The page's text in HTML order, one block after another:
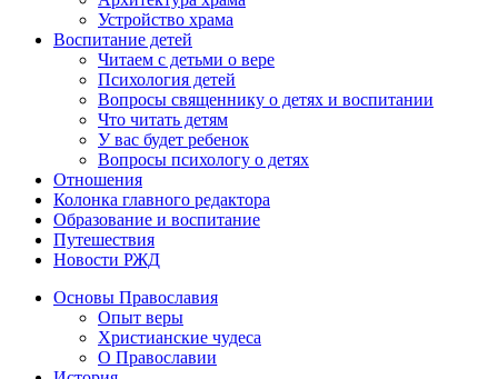
Устройство храма
Воспитание детей
Читаем с детьми о вере
Психология детей
Вопросы священнику о детях и воспитании
Что читать детям
У вас будет ребенок
Вопросы психологу о детях
Отношения
Колонка главного редактора
Образование и воспитание
Путешествия
Новости РЖД
Основы Православия
Опыт веры
Христианские чудеса
О Православии